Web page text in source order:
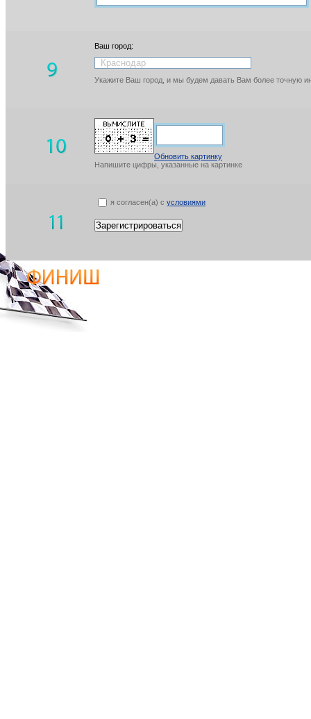
Ваш город:
Укажите Ваш город, и мы будем давать Вам более точную
Обновить картинку
Напишите цифры, указанные на картинке
я согласен(а) с условиями
Зарегистрироваться